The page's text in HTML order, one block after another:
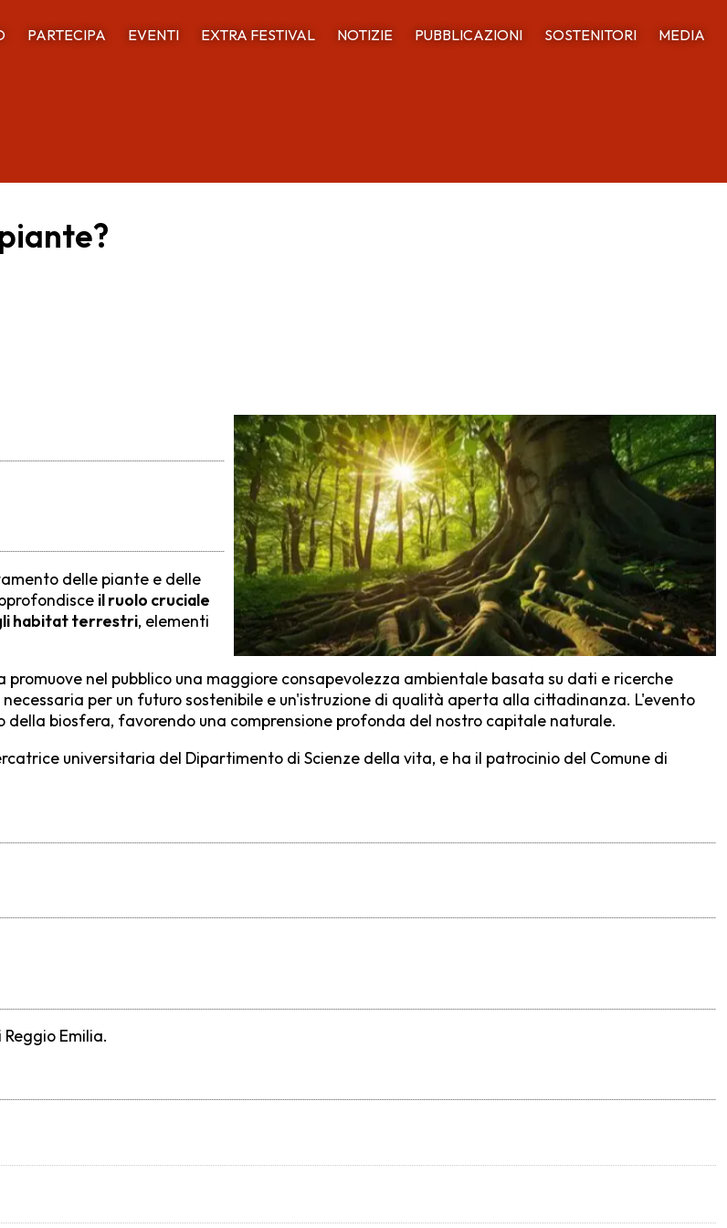
PARTECIPA EVENTI EXTRA FESTIVAL NOTIZIE PUBBLICAZIONI SOSTENITORI MEDIA
delle piante e delle
il ruolo cruciale
habitat terrestri, elementi
promuove nel pubblico una maggiore consapevolezza ambientale basata su dati e ricerche
per un futuro sostenibile e un'istruzione di qualità aperta alla cittadinanza. L'evento
biosfera, favorendo una comprensione profonda del nostro capitale naturale.
universitaria del Dipartimento di Scienze della vita, e ha il patrocinio del Comune di
Emilia.